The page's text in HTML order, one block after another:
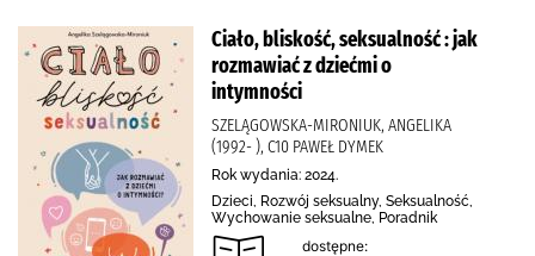
Ciało, bliskość, seksualność : jak
rozmawiać z dziećmi o
intymności
SZELĄGOWSKA-MIRONIUK, ANGELIKA
(1992- ), C10 PAWEŁ DYMEK
Rok wydania: 2024.
Dzieci, Rozwój seksualny, Seksualność,
Wychowanie seksualne, Poradnik
dostępne: